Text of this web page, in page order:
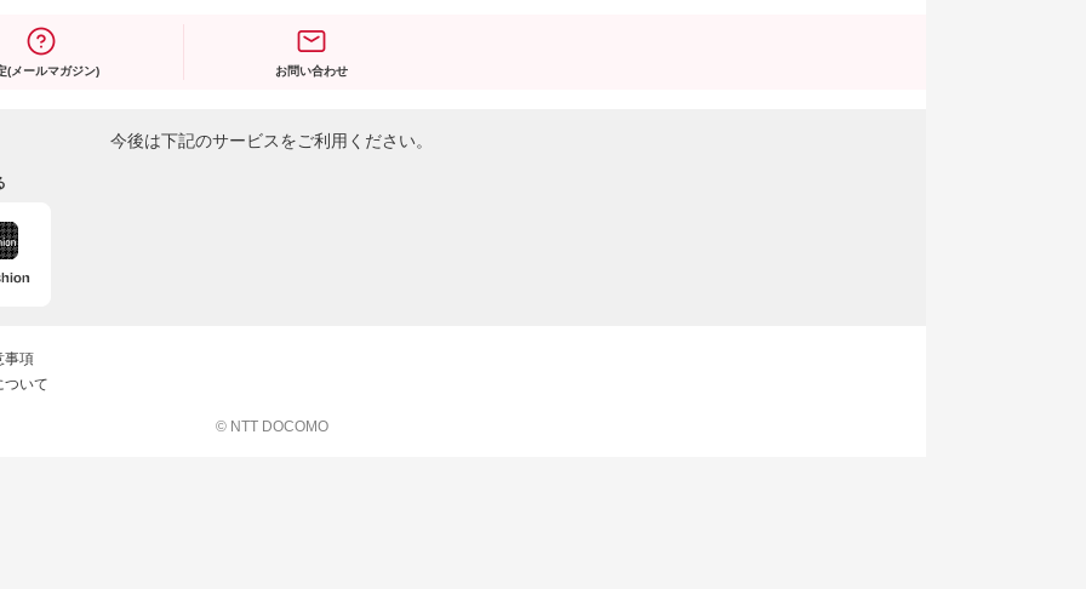
(メールマガジン) お問い合わせ
今後は下記のサービスをご利用ください。
事項
ついて
© NTT DOCOMO